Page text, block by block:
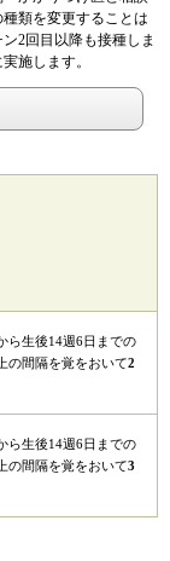
類を変更することは
2回目以降も接種しま
実施します。
ら生後14週6日までの
の間隔を覚をおいて2
ら生後14週6日までの
の間隔を覚をおいて3